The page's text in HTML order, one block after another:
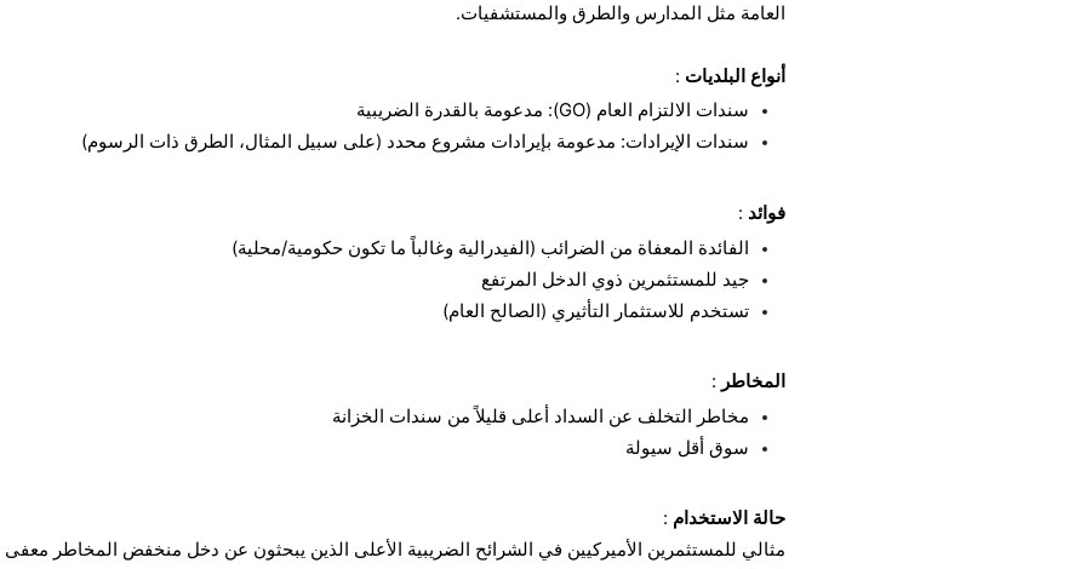
العامة مثل المدارس والطرق والمستشفيات.
أنواع البلديات :
سندات الالتزام العام (GO): مدعومة بالقدرة الضريبية
سندات الإيرادات: مدعومة بإيرادات مشروع محدد (على سبيل المثال، الطرق ذات الرسوم)
فوائد :
الفائدة المعفاة من الضرائب (الفيدرالية وغالباً ما تكون حكومية/محلية)
جيد للمستثمرين ذوي الدخل المرتفع
تستخدم للاستثمار التأثيري (الصالح العام)
المخاطر :
مخاطر التخلف عن السداد أعلى قليلاً من سندات الخزانة
سوق أقل سيولة
حالة الاستخدام :
مثالي للمستثمرين الأميركيين في الشرائح الضريبية الأعلى الذين يبحثون عن دخل منخفض المخاطر